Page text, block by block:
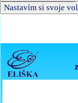
Nastavím si svoje